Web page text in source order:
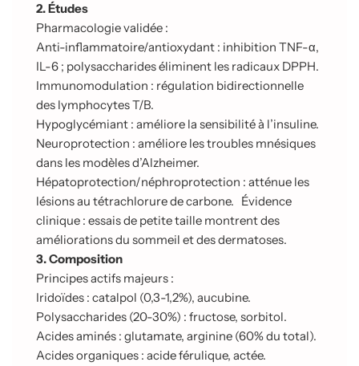
2. Études
Pharmacologie validée :
Anti-inflammatoire/antioxydant : inhibition TNF-α,
IL-6 ; polysaccharides éliminent les radicaux DPPH.
Immunomodulation : régulation bidirectionnelle
des lymphocytes T/B.
Hypoglycémiant : améliore la sensibilité à l’insuline.
Neuroprotection : améliore les troubles mnésiques
dans les modèles d’Alzheimer.
Hépatoprotection/néphroprotection : atténue les
lésions au tétrachlorure de carbone. Évidence
clinique : essais de petite taille montrent des
améliorations du sommeil et des dermatoses.
3. Composition
Principes actifs majeurs :
Iridoïdes : catalpol (0,3-1,2%), aucubine.
Polysaccharides (20-30%) : fructose, sorbitol.
Acides aminés : glutamate, arginine (60% du total).
Acides organiques : acide férulique, actée.